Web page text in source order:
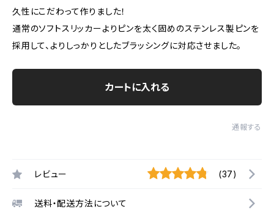
久性にこだわって作りました！
通常のソフトスリッカーよりピンを太く固めのステンレス製ピンを
採用して、よりしっかりとしたブラッシングに対応させました。
カートに入れる
通報する
レビュー (37)
送料・配送方法について